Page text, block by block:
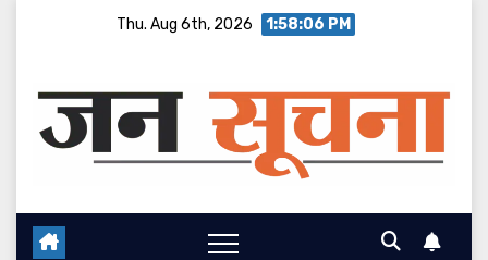
Thu. Aug 6th, 2026 1:58:07 PM